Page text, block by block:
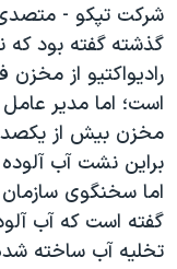
همایش
صفحه‌های ویژه
سفر پرزیدنت ترامپ
شرکت تپکو - متصدی
رادیواکتیو از
است؛ اما مدیر
مخزن بیش از یکصد
براین نشت آب
اما سخنگوی
گفته است که آب
تخلیه آب ساخته شده